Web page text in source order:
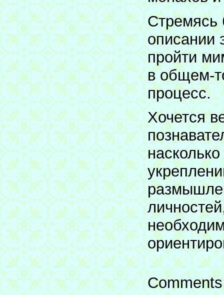
Стремясь
описании
пройти
в общем-
процесс.
Хочется